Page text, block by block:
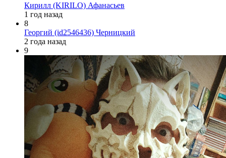
Кирилл (KIRILO) Афанасьев
1 год назад
8
Георгий (id2546436) Черницкий
2 года назад
9